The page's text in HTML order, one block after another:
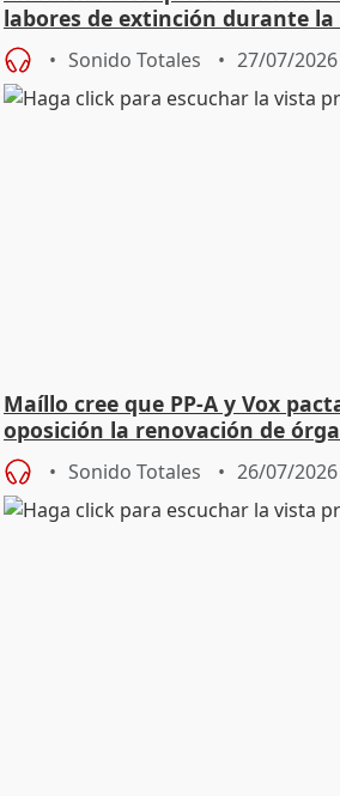
labores de extinción durante
Sonido Totales 27/07/2026
Maíllo cree que PP-A y Vox
oposición la renovación de
Defensor
Sonido Totales 26/07/2026